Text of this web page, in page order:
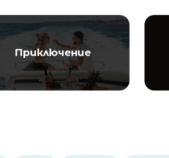
Приключение